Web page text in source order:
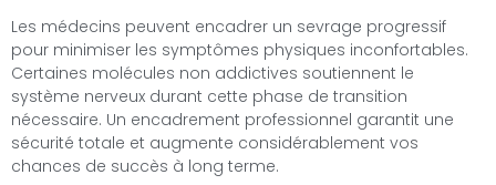
Les médecins peuvent encadrer un sevrage progressif
pour minimiser les symptômes physiques inconfortables.
Certaines molécules non addictives soutiennent le
système nerveux durant cette phase de transition
nécessaire. Un encadrement professionnel garantit une
sécurité totale et augmente considérablement vos
chances de succès à long terme.